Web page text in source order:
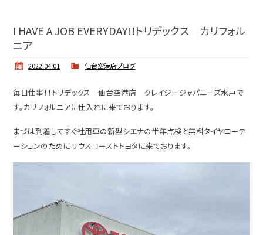
Shop Info.
店舗紹介
I HAVE A JOB EVERYDAY!!トリデックス カリフォル
ニア
2022.04.01 仙台空港店ブログ
毎日仕事！！トリデックス 仙台空港店 クレイジージャパニーズ水戸で
す。カリフォルニアに仕入れに来ております。
まづは到着してすぐ社用車の新型シエナの半年点検と無料タイヤローテ
ーションのためにサウスコーストトヨタに来ております。